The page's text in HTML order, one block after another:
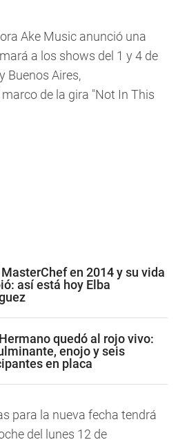
Ake Music anunció una
a los shows del 1 y 4 de
Buenos Aires,
de la gira "Not In This
MasterChef en 2014 y su vida
así está hoy Elba
quedó al rojo vivo:
enojo y seis
en placa
para la nueva fecha tendrá
del lunes 12 de